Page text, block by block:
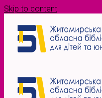
Skip to content